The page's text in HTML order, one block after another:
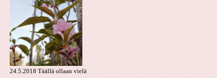
24.5.2018 Täällä ollaan vielä